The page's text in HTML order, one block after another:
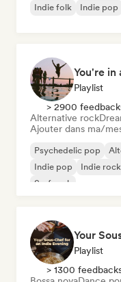
Indie folk
Indie pop
You're in
Playlist
> 2900
Alternative rock
Ajouter dans ma/
Psychedelic pop
Indie pop
Indie rock
Surf rock
Your
Playlist
> 1300